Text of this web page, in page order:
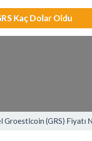
Kaç Dolar Oldu
Groestlcoin (GRS) Fiyatı